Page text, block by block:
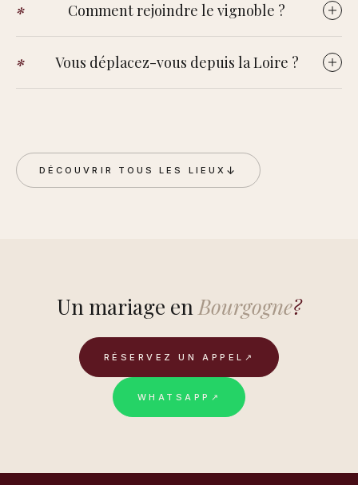
Côte de Nuits et de la Côte de Beaune, ainsi que quelques
abbayes et demeures. Le mariage civil se tient en mairie ;
chaque domaine a ses propres conditions.
Comment rejoindre le vignoble ?
sud. L'aéroport de Lyon-Saint-Exupéry est à un peu plus
d'une heure au sud de Beaune.
Vous déplacez-vous depuis la Loire ?
j'apporte, c'est ma manière de filmer et un repérage
sérieux.DÉCOUVRIR TOUS LES LIEUX ↓
Un mariage enBourgogne?
RÉSERVEZ UN APPEL ↗
WHATSAPP ↗